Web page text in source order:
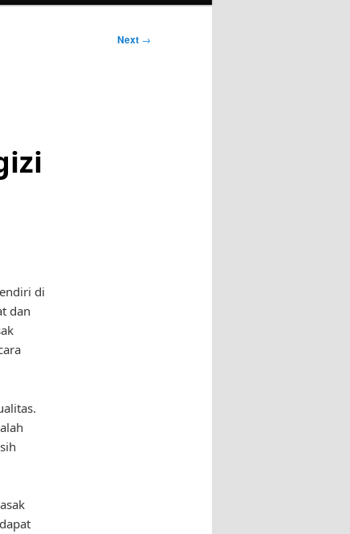
Next →
di
dan